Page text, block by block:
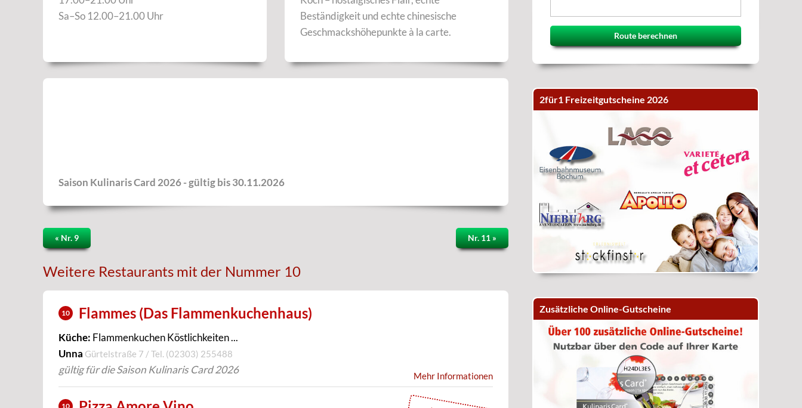
Sa–So 12.00–21.00 Uhr
Beständigkeit und echte chinesische
Geschmacks­höhepunkte à la carte.
Saison Kulinaris Card 2026 - gültig bis 30.11.2026
« Nr. 9 Nr. 11 »
Weitere Restaurants mit der Nummer 10
10 Flammes (Das Flammenkuchenhaus)
Küche: Flammenkuchen Köstlichkeiten ...
Unna Gürtelstraße 7 / Tel. (02303) 255488
gültig für die Saison Kulinaris Card 2026
Mehr Informationen
10
Route berechnen
2für1 Freizeitgutscheine 2026
Zusätzliche Online-Gutscheine